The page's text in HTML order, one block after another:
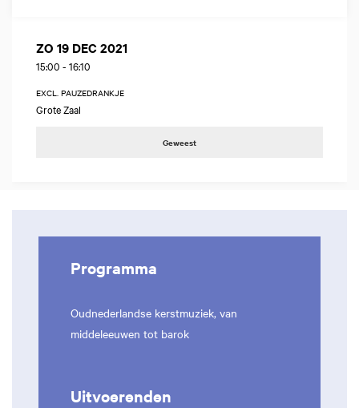
ZO 19 DEC 2021
15:00 - 16:10
EXCL. PAUZEDRANKJE
Grote Zaal
Geweest
Programma
Oudnederlandse kerstmuziek, van
middeleeuwen tot barok
Uitvoerenden